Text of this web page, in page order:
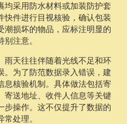
均采用防水材料或加装防护套
快件进行目视核验，确认包装
潮损坏的物品，应标注明显的
注意。
雨天往往伴随着光线不足和环
。为了防范数据录入错误，建
息核验机制。具体做法包括寄
寄送地址、收件人信息等关键
步操作。这不仅提升了数据的
处理。